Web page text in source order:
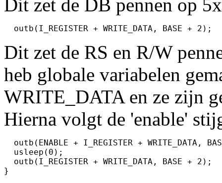
Dit zet de DB pennen op
  outb(I_REGISTER + WRITE_DATA, BASE + 2);
Dit zet de RS en R/W
heb globale variabelen
WRITE_DATA en ze zijn
Hierna volgt de 'enable'
outb(ENABLE + I_REGISTER + WRITE_DATA,
  usleep(0);
  outb(I_REGISTER + WRITE_DATA, BASE + 2);
}